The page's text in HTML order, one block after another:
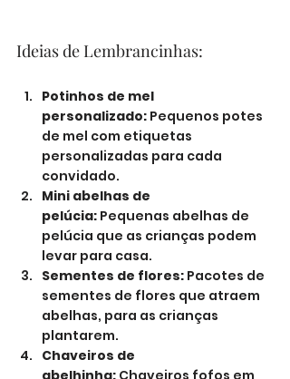
Ideias de Lembrancinhas:
Potinhos de mel
personalizado: Pequenos potes
de mel com etiquetas
personalizadas para cada
convidado.
Mini abelhas de
pelúcia: Pequenas abelhas de
pelúcia que as crianças podem
levar para casa.
Sementes de flores: Pacotes de
sementes de flores que atraem
abelhas, para as crianças
plantarem.
Chaveiros de